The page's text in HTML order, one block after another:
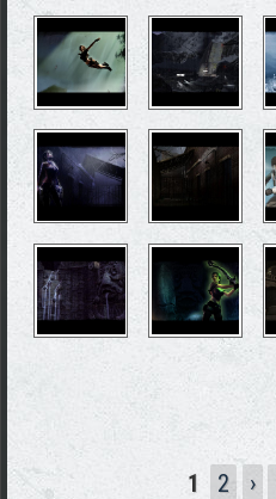
Seiten
1 2 ›